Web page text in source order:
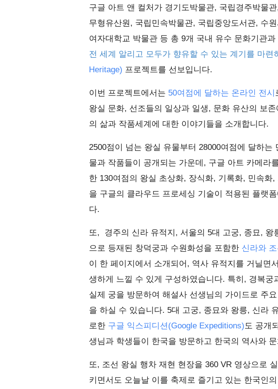
구글 아트 앤 컬처가 경기도박물관, 국립경주박물
무형유산원, 국립민속박물관, 국립중앙도서관, 수
여자대학교 박물관 등 총 9개 국내 유수 문화기관과
전 세계 알리고 모두가 향유할 수 있는 계기를 마련
Heritage) 프로젝트를 선보입니다.
이번 프로젝트에서는 50여점에 달하는 온라인 전시
왕실 문화, 선조들의 일상과 일생, 문화 유산의 보
의 삶과 작품세계에 대한 이야기들을 소개합니다.
2500점이 넘는 왕실 유물부터 28000여점에 달하는
물과 작품들이 공개되는 가운데, 구글 아트 카메라
한 130여점의 왕실 초상화, 장식화, 기록화, 민속화
을 구글의 클라우드 프로세싱 기술이 적용된 플랫
다.
또, 경주의 신라 유적지, 서울의 5대 고궁, 종묘, 왕
으로 등재된 창덕궁과 수원화성을 포함한 신라와
이 한 페이지에서 소개되어, 역사 유적지를 거닐면
생하게 느낄 수 있게 구성하였습니다. 특히, 경복궁
실제 궁을 방문하여 해설사 선생님의 가이드로 주
을 하실 수 있습니다. 5대 고궁, 종묘와 왕릉, 신라
로한 구글 익스피디션(Google Expeditions)도 공개
생님과 학생들이 한국을 방문하고 한국의 역사와
또, 조선 왕실 행차 재현 현장을 360 VR 영상으로
키면서도 오늘날 이를 축제로 즐기고 있는 한국인